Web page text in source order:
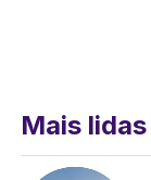
Mais lidas